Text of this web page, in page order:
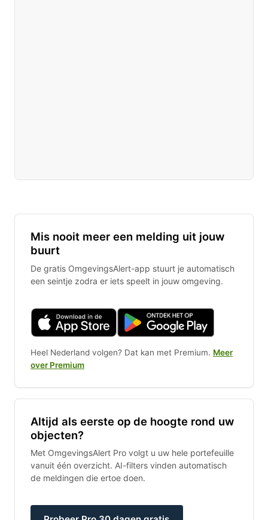
Mis nooit meer een melding uit jouw
buurt
De gratis OmgevingsAlert-app stuurt je automatisch
een seintje zodra er iets speelt in jouw omgeving.
Heel Nederland volgen? Dat kan met Premium. Meer
over Premium
Altijd als eerste op de hoogte rond uw
objecten?
Met OmgevingsAlert Pro volgt u uw hele portefeuille
vanuit één overzicht. AI-filters vinden automatisch
de meldingen die ertoe doen.